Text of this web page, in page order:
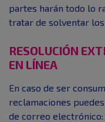
partes harán todo lo
tratar de solventar
RESOLUCIÓN
EN LÍNEA
En caso de ser
reclamaciones
de correo electrónico: